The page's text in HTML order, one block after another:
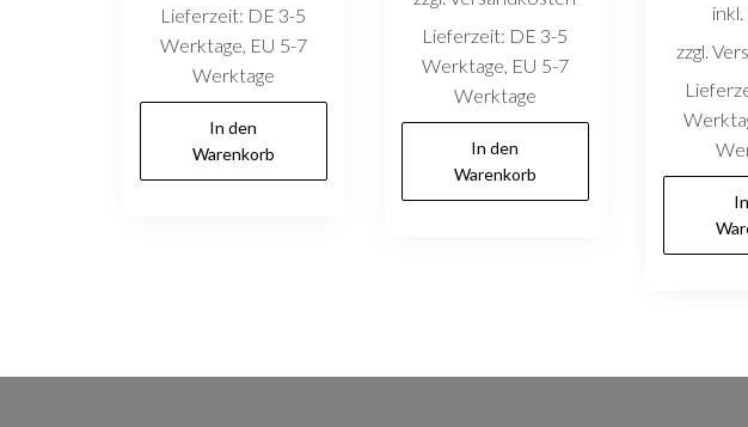
Lieferzeit: DE 3-5
Werktage, EU 5-7
Werktage
In den
Warenkorb
Lieferzeit: DE 3-5
Werktage, EU 5-7
Werktage
In den
Warenkorb
zzgl.